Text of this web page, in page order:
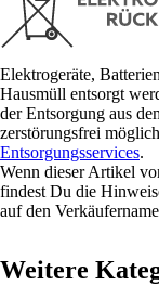
Elektrogeräte,
Hausmüll entsorgt
der Entsorgung aus
zerstörungsfrei
Entsorgungsservices.
Wenn dieser Artikel
findest Du die
auf den
Weitere